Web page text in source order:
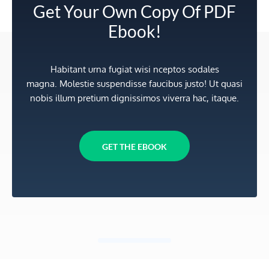
Get Your Own Copy Of PDF
Ebook!
Habitant urna fugiat wisi nceptos sodales
magna. Molestie suspendisse faucibus justo! Ut quasi
nobis illum pretium dignissimos viverra hac, itaque.
GET THE EBOOK